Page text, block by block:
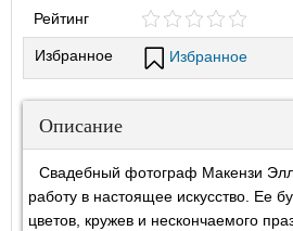
Рейтинг
Избранное Избранное
Описание
Свадебный фотограф Макензи
работу в настоящее искусство. Ее
цветов, кружев и нескончаемого